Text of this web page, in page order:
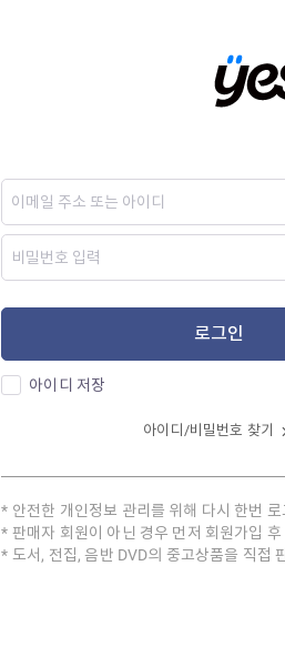
로그인
아이디 저장
아이디/비밀번호 찾기
안전한 개인정보 관리를 위해 다시 한번
판매자 회원이 아닌 경우 먼저 회원가입
도서, 전집, 음반 DVD의 중고상품을 직접